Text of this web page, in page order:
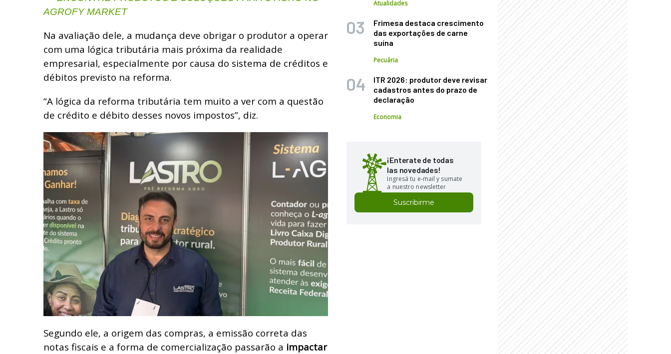
AGROFY MARKET
Na avaliação dele, a mudança deve obrigar o produtor a operar
com uma lógica tributária mais próxima da realidade
empresarial, especialmente por causa do sistema de créditos e
débitos previsto na reforma.
“A lógica da reforma tributária tem muito a ver com a questão
de crédito e débito desses novos impostos”, diz.
Segundo ele, a origem das compras, a emissão correta das
notas fiscais e a forma de comercialização passarão a impactar
Atualidades
Frimesa destaca crescimento
das exportações de carne
suína
Pecuária
ITR 2026: produtor deve revisar
cadastros antes do prazo de
declaração
Economia
¡Enterate de todas
las novedades!
Ingresá tu e-mail y sumate
a nuestro newsletter
Suscribirme